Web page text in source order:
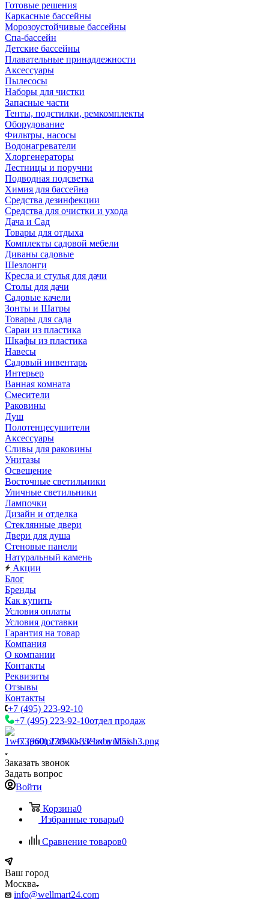
Готовые решения
Каркасные бассейны
Морозоустойчивые бассейны
Спа-бассейн
Детские бассейны
Плавательные принадлежности
Аксессуары
Пылесосы
Наборы для чистки
Запасные части
Тенты, подстилки, ремкомплекты
Оборудование
Фильтры, насосы
Водонагреватели
Хлоргенераторы
Лестницы и поручни
Подводная подсветка
Химия для бассейна
Средства дезинфекции
Средства для очистки и ухода
Дача и Сад
Товары для отдыха
Комплекты садовой мебели
Диваны садовые
Шезлонги
Кресла и стулья для дачи
Столы для дачи
Садовые качели
Зонты и Шатры
Товары для сада
Сараи из пластика
Шкафы из пластика
Навесы
Садовый инвентарь
Интерьер
Ванная комната
Смесители
Раковины
Душ
Полотенцесушители
Аксессуары
Сливы для раковины
Унитазы
Освещение
Восточные светильники
Уличные светильники
Лампочки
Дизайн и отделка
Стеклянные двери
Двери для душа
Стеновые панели
Натуральный камень
Акции
Блог
Бренды
Как купить
Условия оплаты
Условия доставки
Гарантия на товар
Компания
О компании
Контакты
Реквизиты
Отзывы
Контакты
+7 (495) 223-92-10
+7 (495) 223-92-10отдел продаж
+7 (960) 230-00-33Чат в Max
Заказать звонок
Задать вопрос
Войти
Корзина0
Избранные товары0
Сравнение товаров0
Ваш город
Москва
info@wellmart24.com